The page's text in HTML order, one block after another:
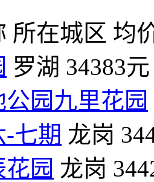
所在城区 均
罗湖 34383元
园九里花园
七期 龙岗
园 龙岗